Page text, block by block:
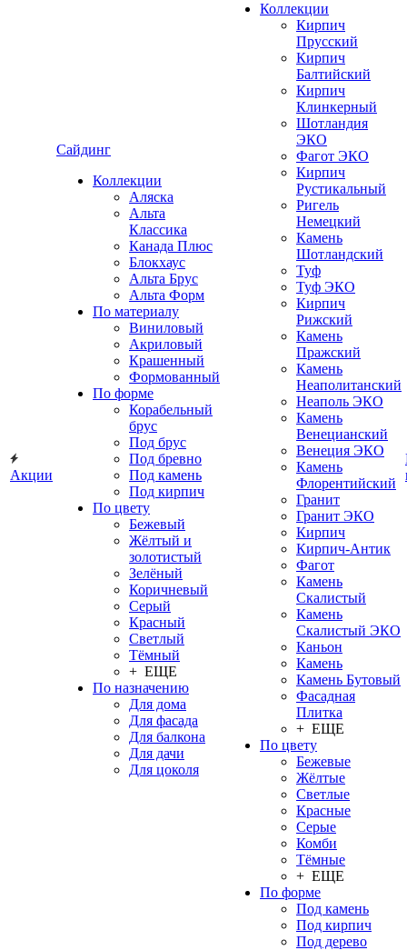
Акции
Сайдинг
Коллекции
Аляска
Альта
Классика
Канада Плюс
Блокхаус
Альта Брус
Альта Форм
По материалу
Виниловый
Акриловый
Крашенный
Формованный
По форме
Корабельный
брус
Под брус
Под бревно
Под камень
Под кирпич
По цвету
Бежевый
Жёлтый и
золотистый
Зелёный
Коричневый
Серый
Красный
Светлый
Тёмный
+ ЕЩЕ
По назначению
Для дома
Для фасада
Для балкона
Для дачи
Для цоколя
Коллекции
Кирпич
Прусский
Кирпич
Балтийский
Кирпич
Клинкерный
Шотландия
ЭКО
Фагот ЭКО
Кирпич
Рустикальный
Ригель
Немецкий
Камень
Шотландский
Туф
Туф ЭКО
Кирпич
Рижский
Камень
Пражский
Камень
Неаполитанский
Неаполь ЭКО
Камень
Венецианский
Венеция ЭКО
Камень
Флорентийский
Гранит
Гранит ЭКО
Кирпич
Кирпич-Антик
Фагот
Камень
Скалистый
Камень
Скалистый ЭКО
Каньон
Камень
Камень Бутовый
Фасадная
Плитка
+ ЕЩЕ
По цвету
Бежевые
Жёлтые
Светлые
Красные
Серые
Комби
Тёмные
+ ЕЩЕ
По форме
Под камень
Под кирпич
Под дерево